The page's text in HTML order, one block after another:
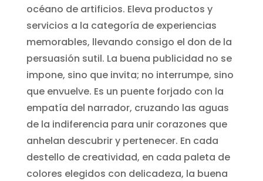
océano de artificios. Eleva productos y
servicios a la categoría de experiencias
memorables, llevando consigo el don de la
persuasión sutil. La buena publicidad no se
impone, sino que invita; no interrumpe, sino
que envuelve. Es un puente forjado con la
empatía del narrador, cruzando las aguas
de la indiferencia para unir corazones que
anhelan descubrir y pertenecer. En cada
destello de creatividad, en cada paleta de
colores elegidos con delicadeza, la buena